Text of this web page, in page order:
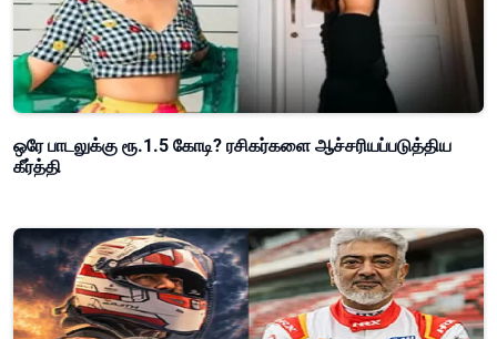
ஒரே பாடலுக்கு ரூ.1.5 கோடி? ரசிகர்களை ஆச்சரியப்படுத்திய
கீர்த்தி